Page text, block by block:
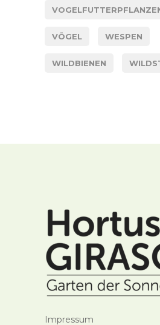
VÖGEL WESPEN
WILDBIENEN
Impressum